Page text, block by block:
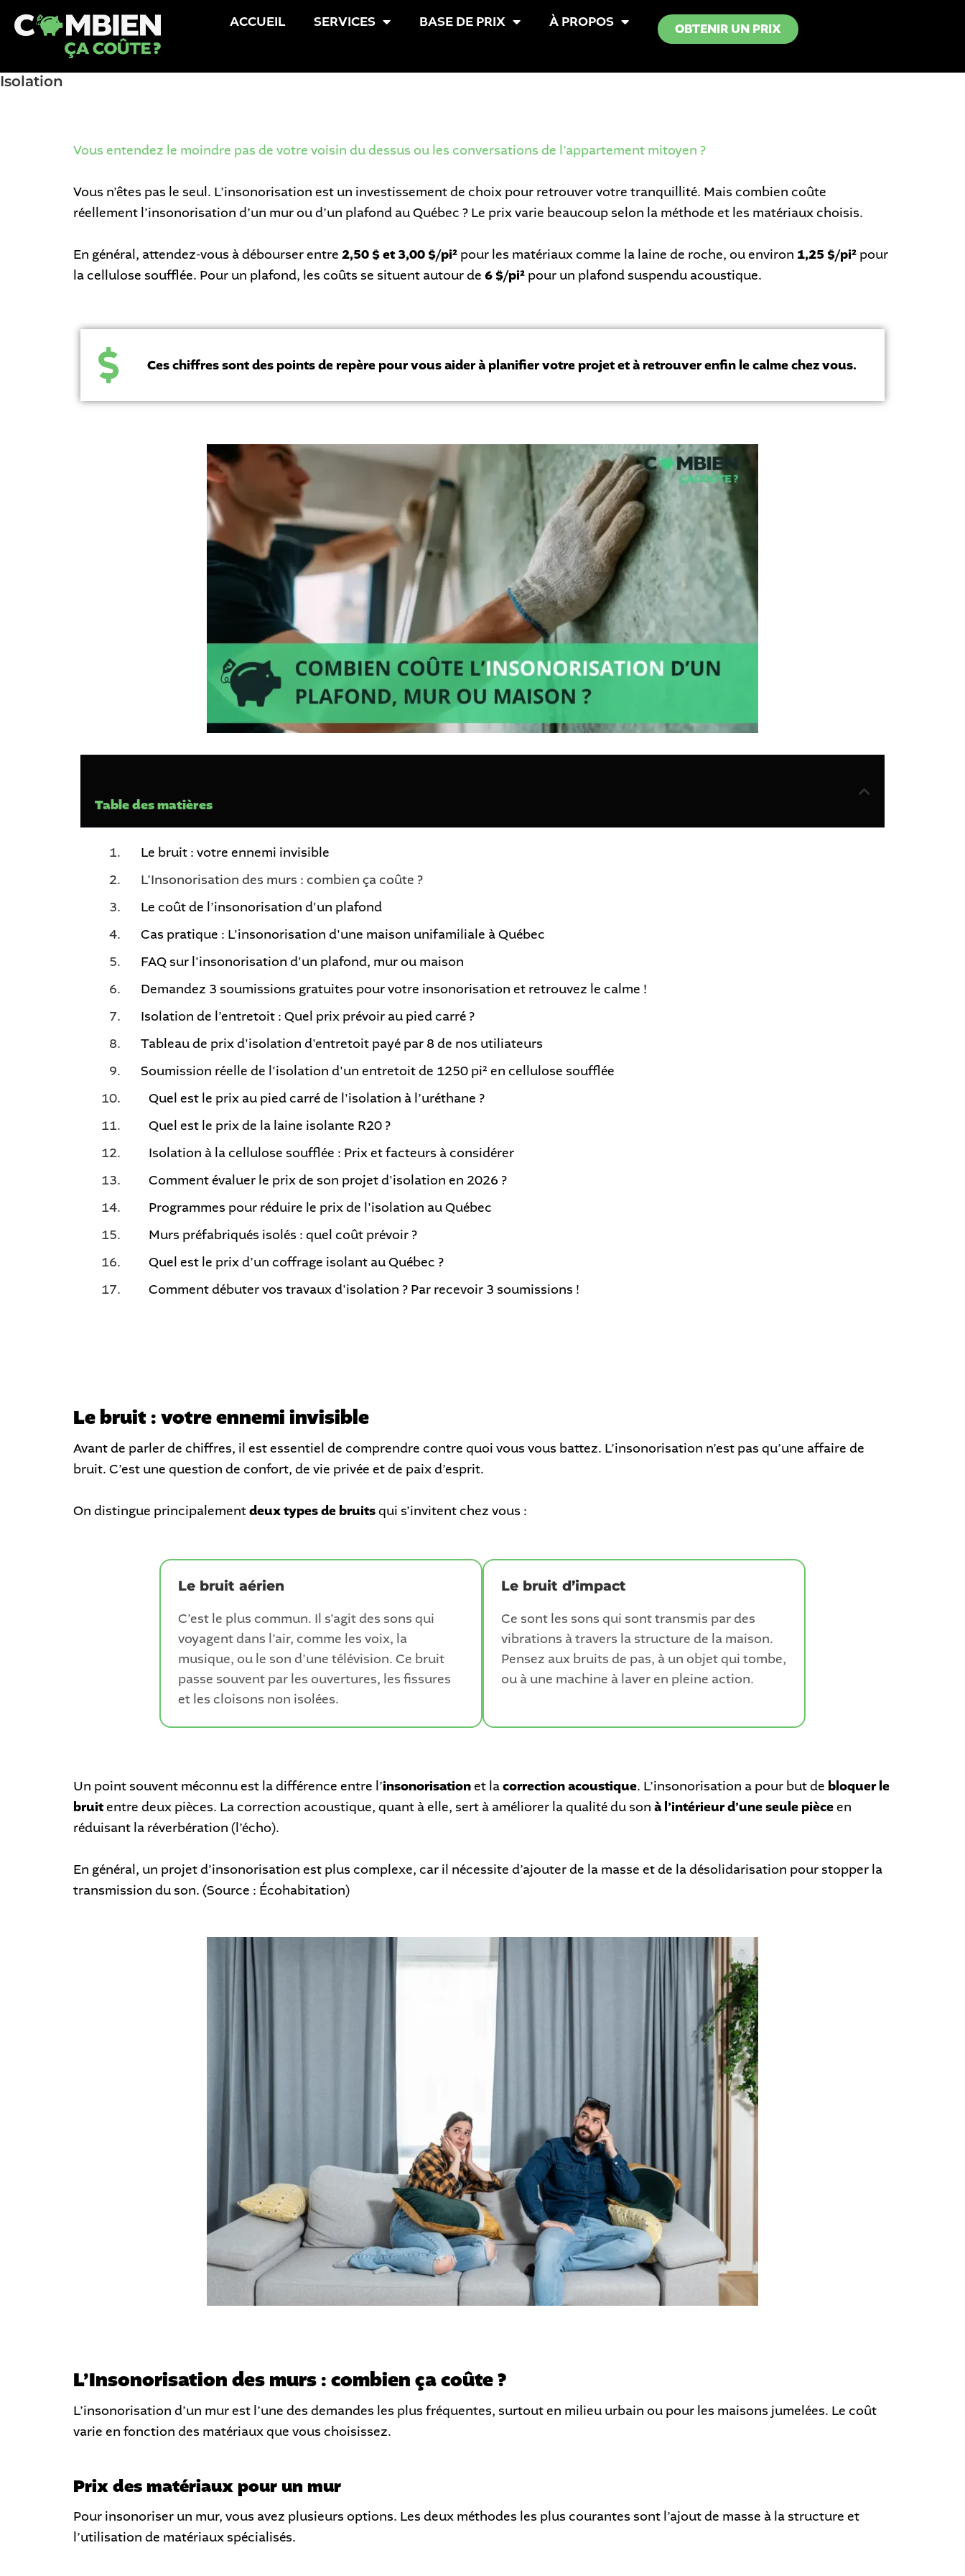
ACCUEIL SERVICES BASE DE PRIX À PROPOS OBTENIR UN PRIX
Isolation
Vous entendez le moindre pas de votre voisin du dessus ou les conversations de l’appartement mitoyen ?
Vous n’êtes pas le seul. L’insonorisation est un investissement de choix pour retrouver votre tranquillité. Mais combien coûte
réellement l’insonorisation d’un mur ou d’un plafond au Québec ? Le prix varie beaucoup selon la méthode et les matériaux choisis.
En général, attendez-vous à débourser entre 2,50 $ et 3,00 $/pi² pour les matériaux comme la laine de roche, ou environ 1,25 $/pi² pour
la cellulose soufflée. Pour un plafond, les coûts se situent autour de 6 $/pi² pour un plafond suspendu acoustique.
Ces chiffres sont des points de repère pour vous aider à planifier votre projet et à retrouver enfin le calme chez vous.
Table des matières
Le bruit : votre ennemi invisible
L’Insonorisation des murs : combien ça coûte ?
Le coût de l’insonorisation d'un plafond
Cas pratique : L'insonorisation d'une maison unifamiliale à Québec
FAQ sur l'insonorisation d'un plafond, mur ou maison
Demandez 3 soumissions gratuites pour votre insonorisation et retrouvez le calme !
Isolation de l’entretoit : Quel prix prévoir au pied carré ?
Tableau de prix d'isolation d'entretoit payé par 8 de nos utiliateurs
Soumission réelle de l'isolation d'un entretoit de 1250 pi² en cellulose soufflée
Quel est le prix au pied carré de l'isolation à l’uréthane ?
Quel est le prix de la laine isolante R20 ?
Isolation à la cellulose soufflée : Prix et facteurs à considérer
Comment évaluer le prix de son projet d'isolation en 2026 ?
Programmes pour réduire le prix de l'isolation au Québec
Murs préfabriqués isolés : quel coût prévoir ?
Quel est le prix d’un coffrage isolant au Québec ?
Comment débuter vos travaux d'isolation ? Par recevoir 3 soumissions !
Le bruit : votre ennemi invisible
Avant de parler de chiffres, il est essentiel de comprendre contre quoi vous vous battez. L’insonorisation n’est pas qu’une affaire de
bruit. C’est une question de confort, de vie privée et de paix d’esprit.
On distingue principalementdeux types de bruitsqui s’invitent chez vous :
Le bruit aérien
C’est le plus commun. Il s’agit des sons qui
voyagent dans l’air, comme les voix, la
musique, ou le son d’une télévision. Ce bruit
passe souvent par les ouvertures, les fissures
et les cloisons non isolées.
Le bruit d’impact
Ce sont les sons qui sont transmis par des
vibrations à travers la structure de la maison.
Pensez aux bruits de pas, à un objet qui tombe,
ou à une machine à laver en pleine action.
Un point souvent méconnu est la différence entre l’insonorisationet lacorrection acoustique. L’insonorisation a pour but de bloquer le
bruitentre deux pièces. La correction acoustique, quant à elle, sert à améliorer la qualité du son à l’intérieur d’une seule pièceen
réduisant la réverbération (l’écho).
En général, un projet d’insonorisation est plus complexe, car il nécessite d’ajouter de la masse et de la désolidarisation pour stopper la
transmission du son. (Source : Écohabitation)
L’Insonorisation des murs : combien ça coûte ?
L’insonorisation d’un mur est l’une des demandes les plus fréquentes, surtout en milieu urbain ou pour les maisons jumelées. Le coût
varie en fonction des matériaux que vous choisissez.
Prix des matériaux pour un mur
Pour insonoriser un mur, vous avez plusieurs options. Les deux méthodes les plus courantes sont l’ajout de masse à la structure et
l’utilisation de matériaux spécialisés.